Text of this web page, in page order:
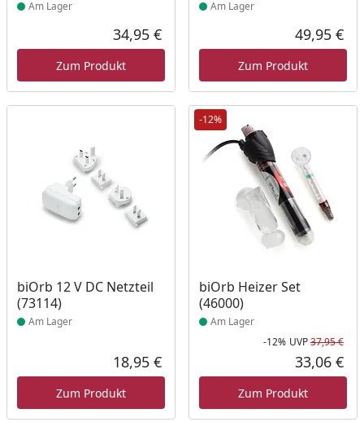
Am Lager
Aktueller Preis
34,95 €
Zum Produkt
Am Lager
49,95 €
Zum Produkt
biOrb 12 V DC Netzteil
(73114)
Produkt am Lager
Am Lager
Aktueller Preis
18,95 €
Zum Produkt
-12%
biOrb Heizer Set
(46000)
Produkt am Lager
Am Lager
-12% UVP37,95 €
33,06 €
Zum Produkt